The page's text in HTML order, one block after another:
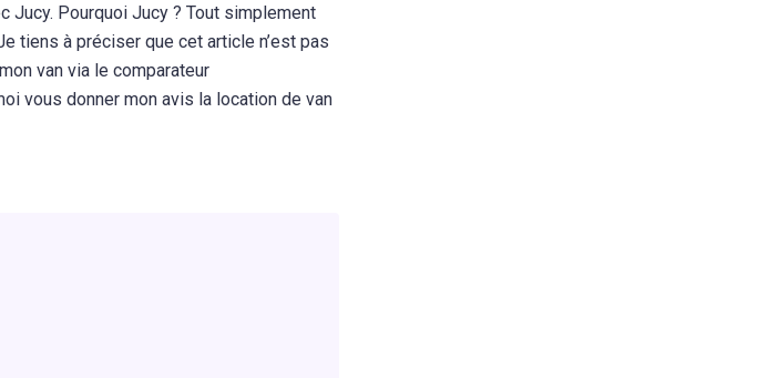
Jucy. Pourquoi Jucy ? Tout simplement
tiens à préciser que cet article n’est pas
van via le comparateur
vous donner mon avis la location de van